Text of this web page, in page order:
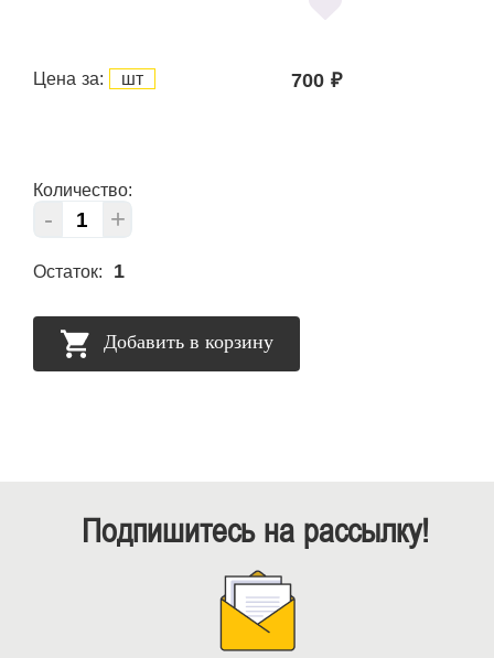
Цена за: шт 700 ₽
Количество:
- +
Остаток: 1
Добавить в корзину
Подпишитесь на рассылку!